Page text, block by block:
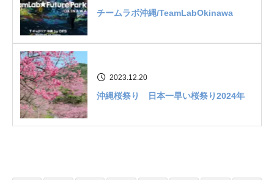
チームラボ沖縄/TeamLabOkinawa
2023.12.20
沖縄桜祭り 日本一早い桜祭り2024年